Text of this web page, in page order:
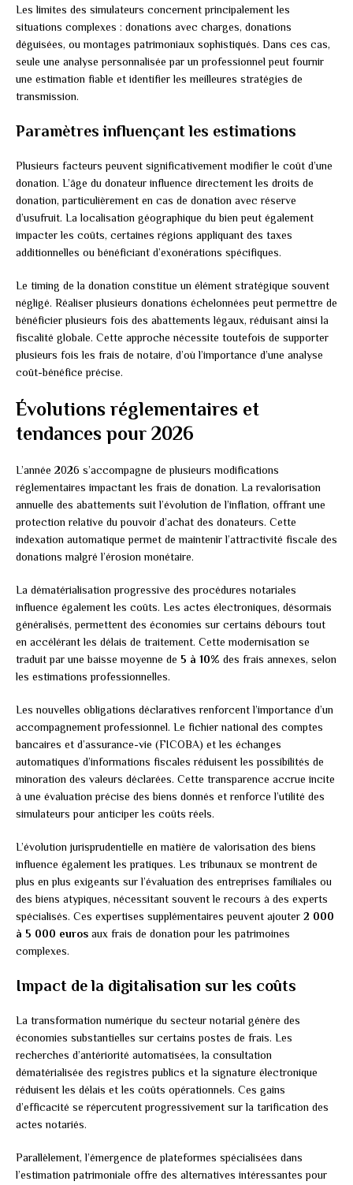
Les limites des simulateurs concernent principalement les
situations complexes : donations avec charges, donations
déguisées, ou montages patrimoniaux sophistiqués. Dans ces cas,
seule une analyse personnalisée par un professionnel peut fournir
une estimation fiable et identifier les meilleures stratégies de
transmission.
Paramètres influençant les estimations
Plusieurs facteurs peuvent significativement modifier le coût d’une
donation. L’âge du donateur influence directement les droits de
donation, particulièrement en cas de donation avec réserve
d’usufruit. La localisation géographique du bien peut également
impacter les coûts, certaines régions appliquant des taxes
additionnelles ou bénéficiant d’exonérations spécifiques.
Le timing de la donation constitue un élément stratégique souvent
négligé. Réaliser plusieurs donations échelonnées peut permettre de
bénéficier plusieurs fois des abattements légaux, réduisant ainsi la
fiscalité globale. Cette approche nécessite toutefois de supporter
plusieurs fois les frais de notaire, d’où l’importance d’une analyse
coût-bénéfice précise.
Évolutions réglementaires et
tendances pour 2026
L’année 2026 s’accompagne de plusieurs modifications
réglementaires impactant les frais de donation. La revalorisation
annuelle des abattements suit l’évolution de l’inflation, offrant une
protection relative du pouvoir d’achat des donateurs. Cette
indexation automatique permet de maintenir l’attractivité fiscale des
donations malgré l’érosion monétaire.
La dématérialisation progressive des procédures notariales
influence également les coûts. Les actes électroniques, désormais
généralisés, permettent des économies sur certains débours tout
en accélérant les délais de traitement. Cette modernisation se
traduit par une baisse moyenne de 5 à 10% des frais annexes, selon
les estimations professionnelles.
Les nouvelles obligations déclaratives renforcent l’importance d’un
accompagnement professionnel. Le fichier national des comptes
bancaires et d’assurance-vie (FICOBA) et les échanges
automatiques d’informations fiscales réduisent les possibilités de
minoration des valeurs déclarées. Cette transparence accrue incite
à une évaluation précise des biens donnés et renforce l’utilité des
simulateurs pour anticiper les coûts réels.
L’évolution jurisprudentielle en matière de valorisation des biens
influence également les pratiques. Les tribunaux se montrent de
plus en plus exigeants sur l’évaluation des entreprises familiales ou
des biens atypiques, nécessitant souvent le recours à des experts
spécialisés. Ces expertises supplémentaires peuvent ajouter 2 000
à 5 000 euros aux frais de donation pour les patrimoines
complexes.
Impact de la digitalisation sur les coûts
La transformation numérique du secteur notarial génère des
économies substantielles sur certains postes de frais. Les
recherches d’antériorité automatisées, la consultation
dématérialisée des registres publics et la signature électronique
réduisent les délais et les coûts opérationnels. Ces gains
d’efficacité se répercutent progressivement sur la tarification des
actes notariés.
Parallèlement, l’émergence de plateformes spécialisées dans
l’estimation patrimoniale offre des alternatives intéressantes pour